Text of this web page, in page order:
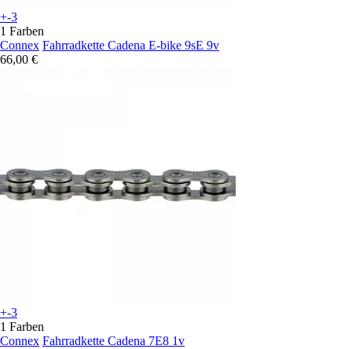
+-3
1 Farben
Connex Fahrradkette Cadena E-bike 9sE 9v
66,00 €
+-3
1 Farben
Connex Fahrradkette Cadena 7E8 1v